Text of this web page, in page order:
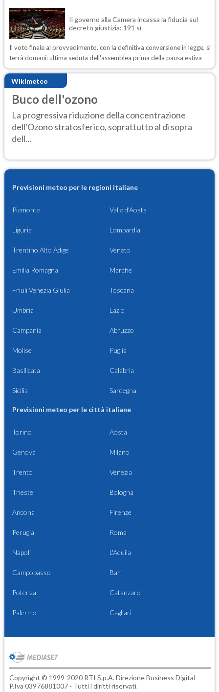
Il governo alla Camera incassa la fiducia sul
decreto giustizia: 191 sì
Il voto finale al provvedimento, con la definitiva conversione in legge, si
terrà domani: ultima seduta dell'assemblea prima della pausa estiva
Wikimeteo
Buco dell'ozono
La progressiva riduzione della concentrazione
dell'Ozono stratosferico, soprattutto al di sopra
dell...
Previsioni meteo per le regioni italiane
Piemonte Valle d'Aosta
Liguria Lombardia
Trentino Alto Adige Veneto
Emilia Romagna Marche
Friuli Venezia Giulia Toscana
Umbria Lazio
Campania Abruzzo
Molise Puglia
Basilicata Calabria
Sicilia Sardegna
Previsioni meteo per le città italiane
Torino Aosta
Genova Milano
Trento Venezia
Trieste Bologna
Ancona Firenze
Perugia Roma
Napoli L'Aquila
Campobasso Bari
Potenza Catanzaro
Palermo Cagliari
Copyright © 1999-2020 RTI S.p.A. Direzione Business Digital -
P.Iva 03976881007 - Tutti i diritti riservati.